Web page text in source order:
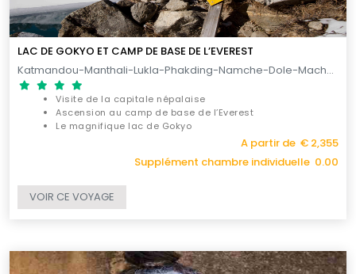
LAC DE GOKYO ET CAMP DE BASE DE L’EVEREST
Katmandou-Manthali-Lukla-Phakding-Namche-Dole-Machhermo-Gokyo-Dragnag-Dzongla-Gorak Shep-Lobuche-Pangboche / 20 JOURS
Visite de la capitale népalaise
Ascension au camp de base de l’Everest
Le magnifique lac de Gokyo
A partir de € 2,355
Supplément chambre individuelle 0.00
VOIR CE VOYAGE